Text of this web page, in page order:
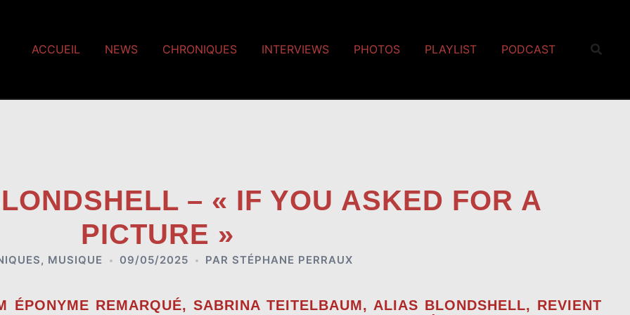
ACCUEIL NEWS CHRONIQUES INTERVIEWS PHOTOS PLAYLIST PODCAST
– « IF YOU ASKED FOR A
PICTURE »
, MUSIQUE 09/05/2025 PAR STÉPHANE PERRAUX
ÉPONYME REMARQUÉ, SABRINA TEITELBAUM, ALIAS BLONDSHELL, REVIENT